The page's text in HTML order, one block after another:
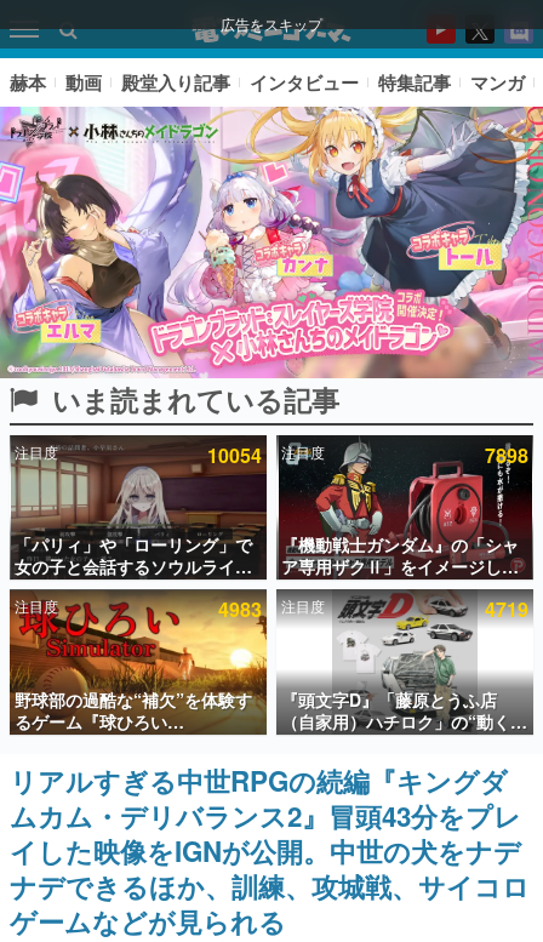
広告をスキップ
ピックアップ
電ファミのいま読まれている記事ランキング
アプリセール情報
インタビュー
連載・特集一覧
殿堂入り記事
SNS拡散数が数千以上！ ページビュー数万以上！ などな
ど。多くの人々に読まれた、電ファミ渾身の“殿堂入り”記
事をまとめました。
ゲームの企画書
名作ゲームクリエイターの方々に製作時のエピソードをお
聞きし、ヒットする企画（ゲーム）とは何か？を探ってい
きます。
赫本
この物語を解いてはいけない。『赫本』は、〈試験問題〉
の形をした短編ホラー小説集です。
赫本 動画 殿堂入り記事 インタビュー 特集記事 マンガ
いま読まれている記事
注目度 10054
「パリィ」や「ローリング」で
女の子と会話するソウルライク
恋愛ゲーム『小早川さんはソウ
ルライク』無料公開。返事に失
敗すると「YOU DIED」
注目度 7898
『機動戦士ガンダム』の「シャ
ア専用ザクⅡ」をイメージした
散水ホースリールが予約開始。
本体にはシャアのパーソナルマ
ークやジオン公国軍のエンブレ
ム、型式番号などを配置
注目度 4983
野球部の過酷な“補欠”を体験す
るゲーム『球ひろい
Simulator』が「1件」のウィッ
シュリストをもとにチェコ語に
対応しSNSで話題に。『キング
ダム・カム』開発元やチェコの
プロ野球選手から称賛の声
注目度 4719
『頭文字D』「藤原とうふ店
（自家用）ハチロク」の“動くテ
ィッシュケース”が買えるポップ
アップショップが開催へ。マン
ガの舞台である群馬の「イオン
モール高崎」にて、8月11日か
ら8月20日までの期間限定で開
催予定
リアルすぎる中世RPGの続編『キングダ
ムカム・デリバランス2』冒頭43分をプレ
イした映像をIGNが公開。中世の犬をナデ
ナデできるほか、訓練、攻城戦、サイコロ
ゲームなどが見られる